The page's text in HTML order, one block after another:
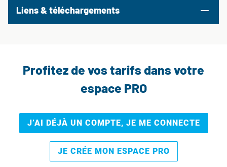
Liens & téléchargements
Profitez de vos tarifs dans votre
espace PRO
J’AI DÉJÀ UN COMPTE, JE ME CONNECTE
JE CRÉE MON ESPACE PRO